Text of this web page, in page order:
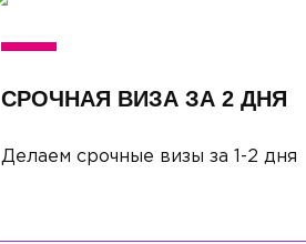
СРОЧНАЯ ВИЗА ЗА 2 ДНЯ
Делаем срочные визы за 1-2 дня